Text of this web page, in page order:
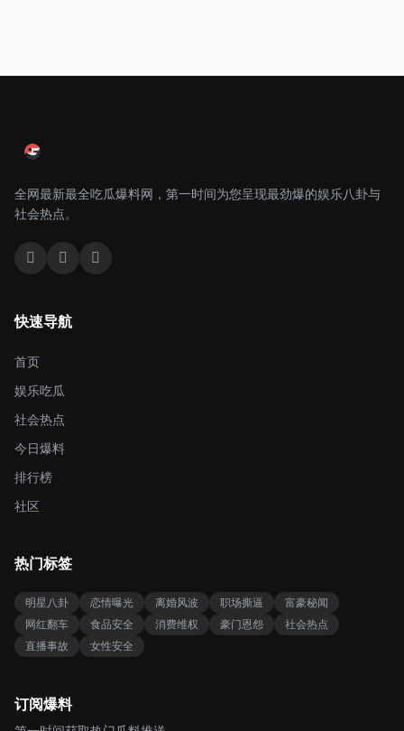
全网最新最全吃瓜爆料网，第一时间为您呈现最劲爆的娱乐八卦与
社会热点。
快速导航
首页
娱乐吃瓜
社会热点
今日爆料
排行榜
社区
热门标签
明星八卦 恋情曝光 离婚风波 职场撕逼
富豪秘闻
网红翻车
食品安全 消费维权 豪门恩怨
社会热点
直播事故
女性安全
订阅爆料